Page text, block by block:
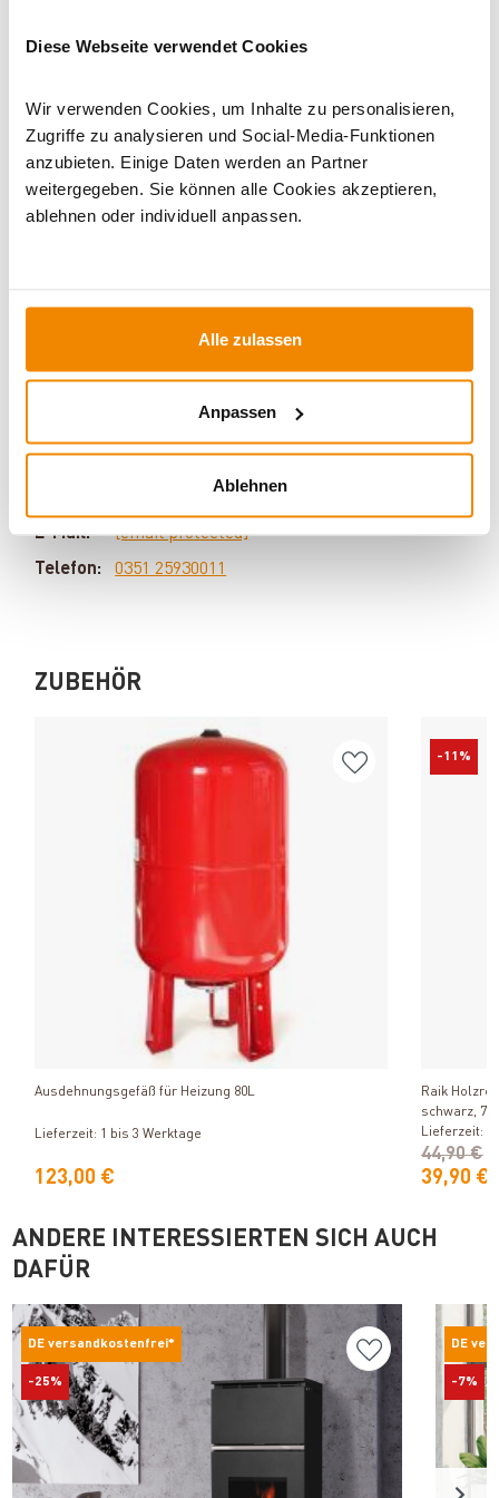
Diese Webseite verwendet Cookies
Wir verwenden Cookies, um Inhalte zu personalisieren,
Zugriffe zu analysieren und Social-Media-Funktionen
anzubieten. Einige Daten werden an Partner
weitergegeben. Sie können alle Cookies akzeptieren,
ablehnen oder individuell anpassen.
Alle zulassen
Anpassen
Ablehnen
Holzofen|Kaminofen 150 mm Anschluss
Kamine:
Kaminöfen. Keine Frage bleibt unbeantwortet, kein
Problem ungelöst. Haben Sie Fragen zu unseren
E-Mail:
[email protected]
Telefon:
0351 25930011
ZUBEHÖR
Produkt ansehen
Ausdehnungsgefäß für Heizung 80L
Lieferzeit: 1 bis 3 Werktage
123,00 €
-11%
Raik
schwarz, 74
Lieferzeit: 1
39,90 €
44,90 €
ANDERE INTERESSIERTEN SICH AUCH
DAFÜR
DE versandkostenfrei*
-25%
DE
-7%